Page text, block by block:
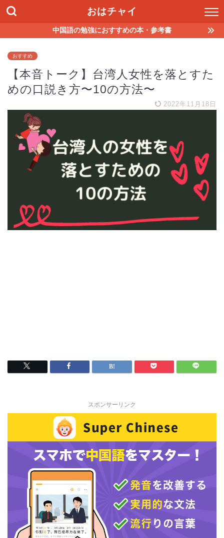
おはチャイ
中国語の勉強におすすめの本・参考書
おすすめ
【本音トーク】台湾人女性を落とすた
めの口説き方〜10の方法〜
2022年11月18日
スポンサーリンク